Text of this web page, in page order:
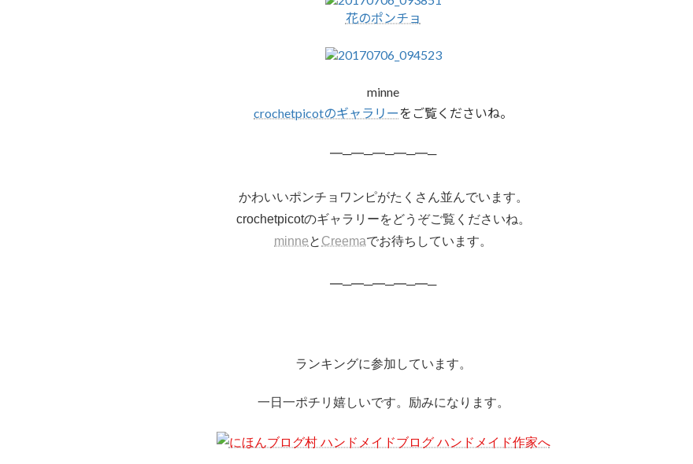
花のポンチョ
minne
crochetpicotのギャラリーをご覧くださいね。
━─━─━─━─━─
かわいいポンチョワンピがたくさん並んでいます。
crochetpicotのギャラリーをどうぞご覧くださいね。
minneと Creemaでお待ちしています。
━─━─━─━─━─
ランキングに参加しています。
一日一ポチリ嬉しいです。励みになります。